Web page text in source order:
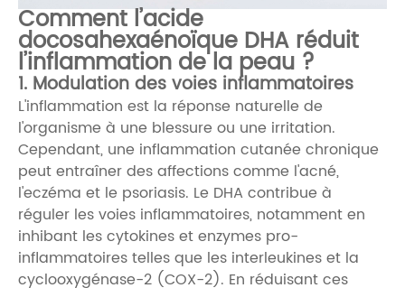
Comment l’acide
docosahexaénoïque DHA réduit
l’inflammation de la peau ?
1. Modulation des voies inflammatoires
L'inflammation est la réponse naturelle de
l'organisme à une blessure ou une irritation.
Cependant, une inflammation cutanée chronique
peut entraîner des affections comme l'acné,
l'eczéma et le psoriasis. Le DHA contribue à
réguler les voies inflammatoires, notamment en
inhibant les cytokines et enzymes pro-
inflammatoires telles que les interleukines et la
cyclooxygénase-2 (COX-2). En réduisant ces